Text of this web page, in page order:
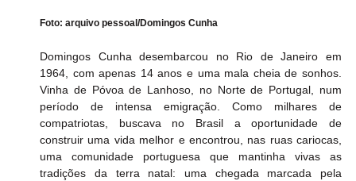
Foto: arquivo pessoal/Domingos Cunha
Domingos Cunha desembarcou no Rio de Janeiro em
1964, com apenas 14 anos e uma mala cheia de sonhos.
Vinha de Póvoa de Lanhoso, no Norte de Portugal, num
período de intensa emigração. Como milhares de
compatriotas, buscava no Brasil a oportunidade de
construir uma vida melhor e encontrou, nas ruas cariocas,
uma comunidade portuguesa que mantinha vivas as
tradições da terra natal: uma chegada marcada pela